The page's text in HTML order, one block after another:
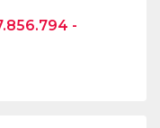
-